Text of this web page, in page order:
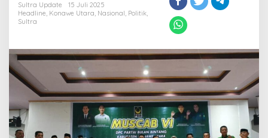
Energi
Sultra Update
15 Juli 2025
Headline, Konawe Utara, Nasional, Politik,
Sultra